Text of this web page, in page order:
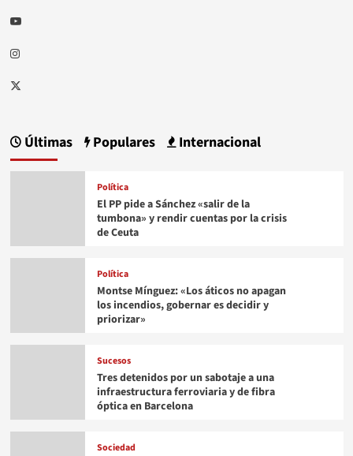
Youtube
Instagram
Twitter
Últimas Populares Internacional
Política
El PP pide a Sánchez «salir de la
tumbona» y rendir cuentas por la crisis
de Ceuta
Política
Montse Mínguez: «Los áticos no apagan
los incendios, gobernar es decidir y
priorizar»
Sucesos
Tres detenidos por un sabotaje a una
infraestructura ferroviaria y de fibra
óptica en Barcelona
Sociedad